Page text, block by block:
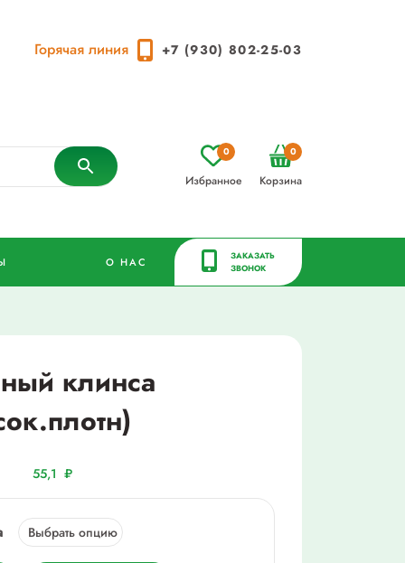
Горячая линия +7 (930) 802-25-03
Избранное
0
Корзина
0
О НАС
ЗАКАЗАТЬ
ЗВОНОК
клинса
55,1 ₽